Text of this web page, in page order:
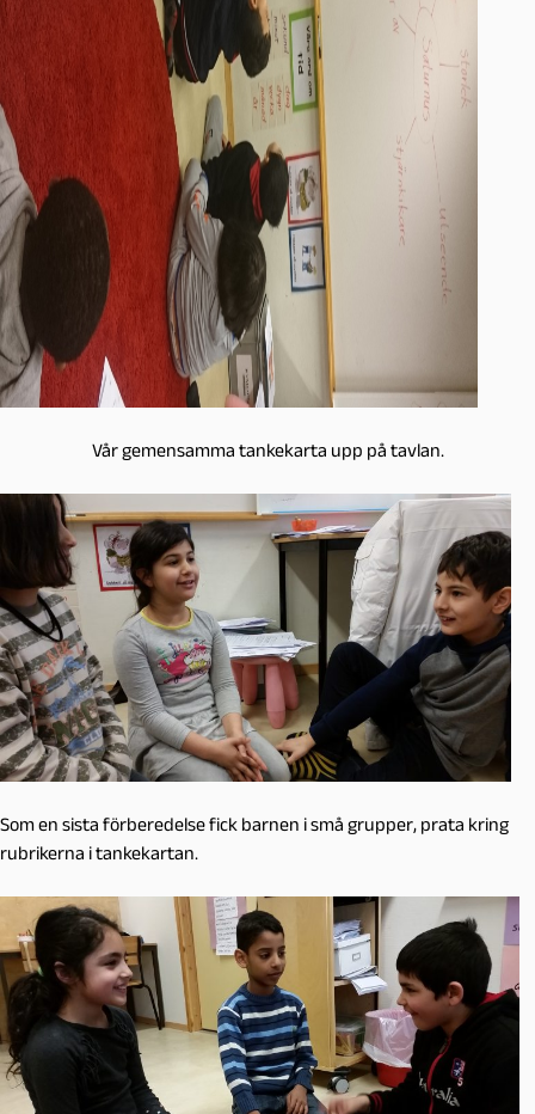
Vår gemensamma tankekarta upp på tavlan.
Som en sista förberedelse fick barnen i små grupper, prata kring
rubrikerna i tankekartan.